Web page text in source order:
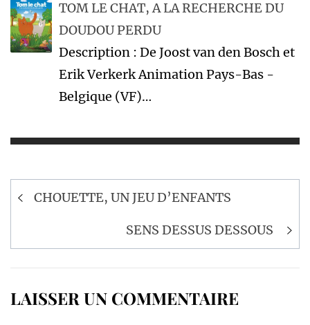
TOM LE CHAT, A LA RECHERCHE DU
DOUDOU PERDU
Description : De Joost van den Bosch et
Erik Verkerk Animation Pays-Bas -
Belgique (VF)…
Navigation
CHOUETTE, UN JEU D’ENFANTS
SENS DESSUS DESSOUS
LAISSER UN COMMENTAIRE